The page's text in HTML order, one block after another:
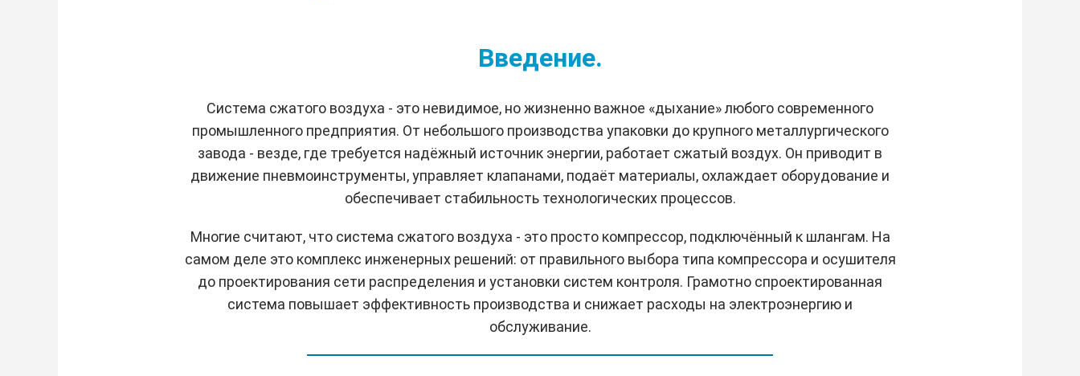
Введение.
Система сжатого воздуха - это невидимое, но жизненно важное «дыхание» любого современного
промышленного предприятия. От небольшого производства упаковки до крупного металлургического
завода - везде, где требуется надёжный источник энергии, работает сжатый воздух. Он приводит в
движение пневмоинструменты, управляет клапанами, подаёт материалы, охлаждает оборудование и
обеспечивает стабильность технологических процессов.
Многие считают, что система сжатого воздуха - это просто компрессор, подключённый к шлангам. На
самом деле это комплекс инженерных решений: от правильного выбора типа компрессора и осушителя
до проектирования сети распределения и установки систем контроля. Грамотно спроектированная
система повышает эффективность производства и снижает расходы на электроэнергию и
обслуживание.